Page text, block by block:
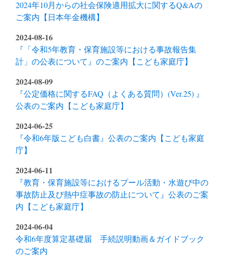
2024年10月からの社会保険適用拡大に関するQ&Aの
ご案内【日本年金機構】
2024-08-16
『「令和5年教育・保育施設等における事故報告集
計」の公表について』のご案内【こども家庭庁】
2024-08-09
『公定価格に関するFAQ（よくある質問）(Ver.25) 』
公表のご案内【こども家庭庁】
2024-06-25
『令和6年版こども白書』公表のご案内【こども家庭
庁】
2024-06-11
『教育・保育施設等におけるプール活動・水遊び中の
事故防止及び熱中症事故の防止について』公表のご案
内【こども家庭庁】
2024-06-04
令和6年度算定基礎届 手続説明動画＆ガイドブック
のご案内